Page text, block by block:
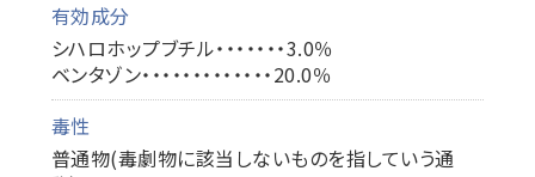
有効成分
シハロホップブチル・・・・・・・3.0％
ベンタゾン・・・・・・・・・・・・・20.0％
毒性
普通物(毒劇物に該当しないものを指していう通